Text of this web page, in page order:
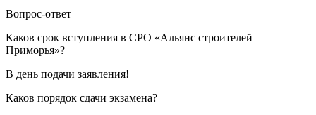
Вопрос-ответ
Каков срок вступления в СРО «Альянс строителей
Приморья»?
В день подачи заявления!
Каков порядок сдачи экзамена?